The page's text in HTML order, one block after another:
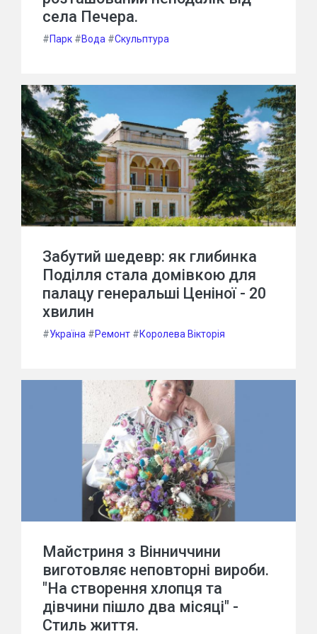
села Печера.
#Парк #Вода #Скульптура
Забутий шедевр: як глибинка
Поділля стала домівкою для
палацу генеральші Ценіної - 20
хвилин
#Україна #Ремонт #Королева Вікторія
Майстриня з Вінниччини
виготовляє неповторні вироби.
"На створення хлопця та
дівчини пішло два місяці" -
Стиль життя.